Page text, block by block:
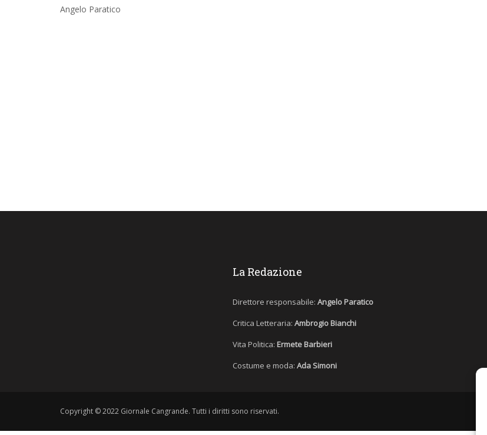
Angelo Paratico
La Redazione
Direttore responsabile: Angelo Paratico
Critica Letteraria: Ambrogio Bianchi
Vita Politica: Ermete Barbieri
Costume e moda: Ada Simoni
Copyright © 2022 Giornale Cangrande. Tutti i diritti sono riservati.